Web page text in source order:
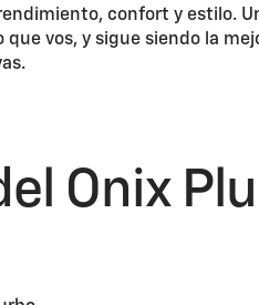
confort y estilo.
vos, y sigue siendo la
Onix